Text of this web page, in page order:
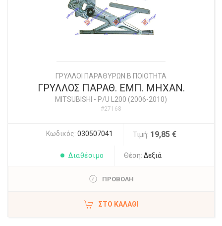
ΓΡΥΛΛΟΙ ΠΑΡΑΘΥΡΩΝ Β ΠΟΙΟΤΗΤΑ
ΓΡΥΛΛΟΣ ΠΑΡΑΘ. ΕΜΠ. ΜΗΧΑΝ.
MITSUBISHI - P/U L200 (2006-2010)
#27168
Κωδικός: 030507041 Τιμή: 19,85 €
Διαθέσιμο Θέση: Δεξιά
ΠΡΟΒΟΛΗ
ΣΤΟ ΚΑΛΆΘΙ